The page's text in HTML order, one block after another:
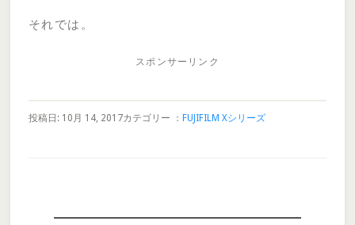
それでは。
スポンサーリンク
投稿日: 10月 14, 2017カテゴリー ： FUJIFILM Xシリーズ